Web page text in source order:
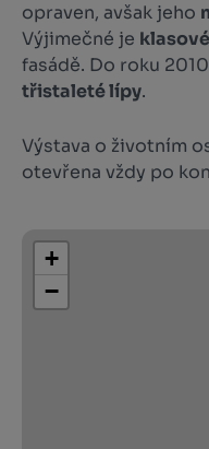
opraven, avšak jeho
Výjimečné je
fasádě. Do roku
třistaleté lípy.
Výstava o životním
otevřena vždy po
+
−